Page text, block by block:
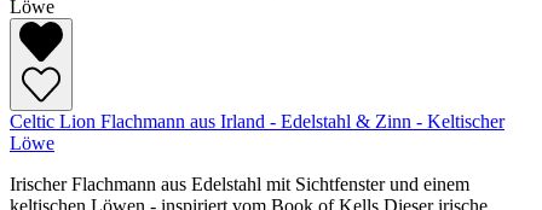
Celtic Lion Flachmann aus Irland - Edelstahl & Zinn - Keltischer
Löwe
Irischer Flachmann aus Edelstahl mit Sichtfenster und einem
keltischen Löwen - inspiriert vom Book of Kells Dieser irische